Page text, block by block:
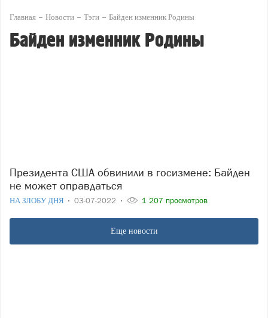
Главная Новости Тэги Байден изменник Родины
Байден изменник Родины
Президента США обвинили в госизмене: Байден
не может оправдаться
НА ЗЛОБУ ДНЯ 03-07-2022 1 207 просмотров
Еще новости